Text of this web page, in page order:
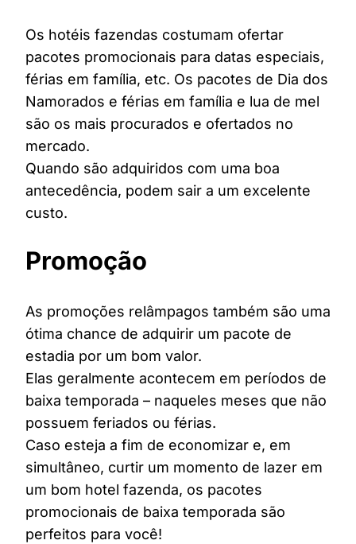
Os hotéis fazendas costumam ofertar
pacotes promocionais para datas especiais,
férias em família, etc. Os pacotes de Dia dos
Namorados e férias em família e lua de mel
são os mais procurados e ofertados no
mercado.
Quando são adquiridos com uma boa
antecedência, podem sair a um excelente
custo.
Promoção
As promoções relâmpagos também são uma
ótima chance de adquirir um pacote de
estadia por um bom valor.
Elas geralmente acontecem em períodos de
baixa temporada – naqueles meses que não
possuem feriados ou férias.
Caso esteja a fim de economizar e, em
simultâneo, curtir um momento de lazer em
um bom hotel fazenda, os pacotes
promocionais de baixa temporada são
perfeitos para você!